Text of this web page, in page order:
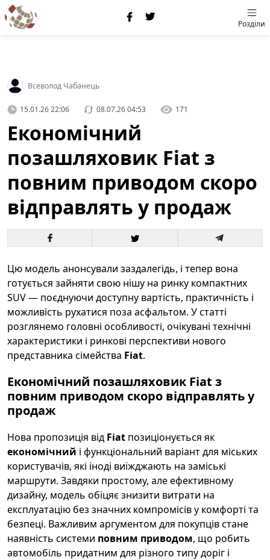
Розділи
Всеволод Чабанець
15.01.26 22:06 08.07.26 04:53 171
Економічний
позашляховик Fiat з
повним приводом скоро
відправлять у продаж
Цю модель анонсували заздалегідь, і тепер вона
готується зайняти свою нішу на ринку компактних
SUV — поєднуючи доступну вартість, практичність і
можливість рухатися поза асфальтом. У статті
розглянемо головні особливості, очікувані технічні
характеристики і ринкові перспективи нового
представника сімейства Fiat.
Економічний позашляховик Fiat з
повним приводом скоро відправлять у
продаж
Нова пропозиція від Fiat позиціонується як
економічний і функціональний варіант для міських
користувачів, які іноді виїжджають на заміські
маршрути. Завдяки простому, але ефективному
дизайну, модель обіцяє знизити витрати на
експлуатацію без значних компромісів у комфорті та
безпеці. Важливим аргументом для покупців стане
наявність системи повним приводом, що робить
автомобіль придатним для різного типу доріг і